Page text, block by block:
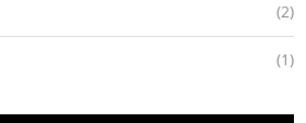
(2)
(1)